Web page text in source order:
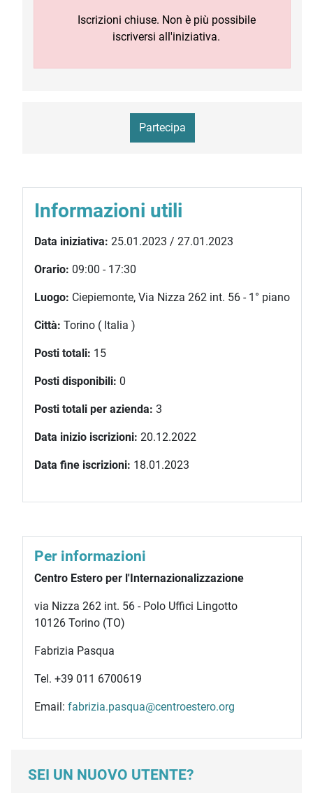
Iscrizioni chiuse. Non è più possibile
iscriversi all'iniziativa.
Partecipa
Informazioni utili
Data iniziativa: 25.01.2023 / 27.01.2023
Orario: 09:00 - 17:30
Luogo: Ciepiemonte, Via Nizza 262 int. 56 - 1° piano
Città: Torino ( Italia )
Posti totali: 15
Posti disponibili: 0
Posti totali per azienda: 3
Data inizio iscrizioni: 20.12.2022
Data fine iscrizioni: 18.01.2023
Per informazioni
Centro Estero per l'Internazionalizzazione
via Nizza 262 int. 56 - Polo Uffici Lingotto
10126 Torino (TO)
Fabrizia Pasqua
Tel. +39 011 6700619
Email: fabrizia.pasqua@centroestero.org
SEI UN NUOVO UTENTE?